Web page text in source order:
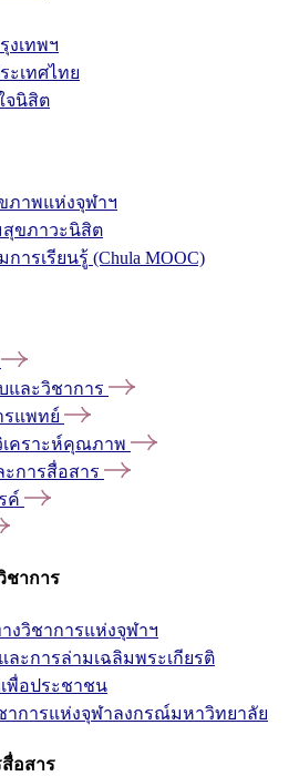
งเทพฯ
ะเทศไทย
จนิสิต
ภาพแห่งจุฬาฯ
สุขภาวะนิสิต
ารเรียนรู้ (Chula MOOC)
และวิชาการ
รแพทย์
เคราะห์คุณภาพ
ะการสื่อสาร
ค์
ชาการ
งวิชาการแห่งจุฬาฯ
ะการล่ามเฉลิมพระเกียรติ
พื่อประชาชน
าการแห่งจุฬาลงกรณ์มหาวิทยาลัย
อสาร